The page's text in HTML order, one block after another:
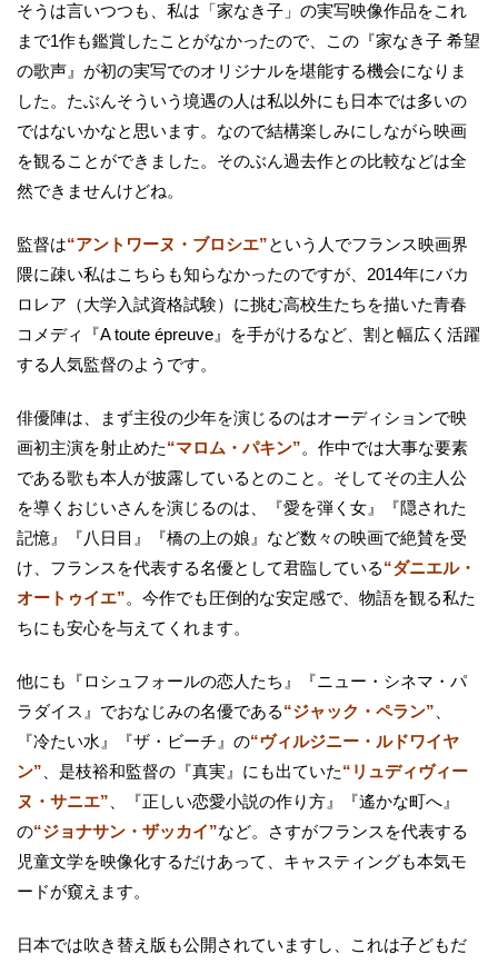
そうは言いつつも、私は「家なき子」の実写映像作品をこれ
まで1作も鑑賞したことがなかったので、この『家なき子 希望
の歌声』が初の実写でのオリジナルを堪能する機会になりま
した。たぶんそういう境遇の人は私以外にも日本では多いの
ではないかなと思います。なので結構楽しみにしながら映画
を観ることができました。そのぶん過去作との比較などは全
然できませんけどね。
監督は“アントワーヌ・ブロシエ”という人でフランス映画界
隈に疎い私はこちらも知らなかったのですが、2014年にバカ
ロレア（大学入試資格試験）に挑む高校生たちを描いた青春
コメディ『A toute épreuve』を手がけるなど、割と幅広く活躍
する人気監督のようです。
俳優陣は、まず主役の少年を演じるのはオーディションで映
画初主演を射止めた“マロム・パキン”。作中では大事な要素
である歌も本人が披露しているとのこと。そしてその主人公
を導くおじいさんを演じるのは、『愛を弾く女』『隠された
記憶』『八日目』『橋の上の娘』など数々の映画で絶賛を受
け、フランスを代表する名優として君臨している“ダニエル・
オートゥイエ”。今作でも圧倒的な安定感で、物語を観る私た
ちにも安心を与えてくれます。
他にも『ロシュフォールの恋人たち』『ニュー・シネマ・パ
ラダイス』でおなじみの名優である“ジャック・ペラン”
『冷たい水』『ザ・ビーチ』の“ヴィルジニー・ルドワイヤ
ン” 、是枝裕和監督の『真実』にも出ていた“リュディヴィー
ヌ・サニエ” 、『正しい恋愛小説の作り方』『遙かな町へ』
の“ジョナサン・ザッカイ”など。さすがフランスを代表する
児童文学を映像化するだけあって、キャスティングも本気モ
ードが窺えます。
日本では吹き替え版も公開されていますし、これは子どもだ